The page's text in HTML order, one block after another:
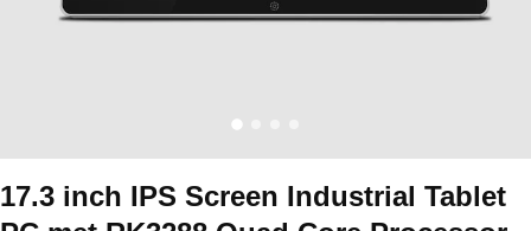
17.3 inch IPS Screen Industrial Tablet